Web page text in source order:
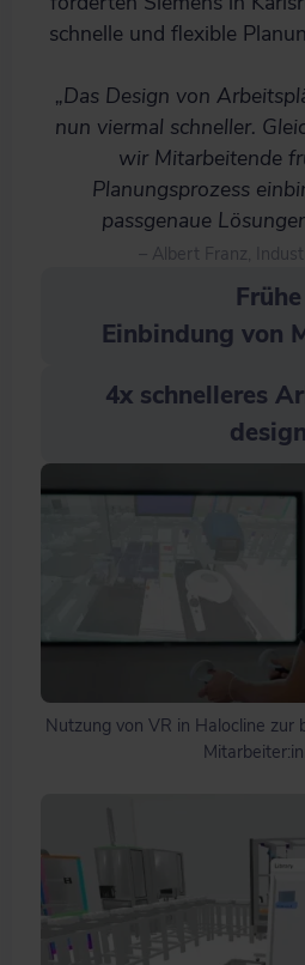
schnelle und flexible
„Das Design von
nun viermal schneller.
wir Mitarbeitende
Planungsprozess
passgenaue
– Albert Franz,
Frühe
Einbindung von
4x schnelleres
design
Nutzung von VR in Halocline zur